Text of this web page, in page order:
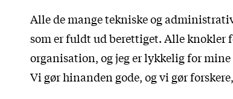
Alle de mange tekniske og
som er fuldt ud berettiget. Alle knokler
organisation, og jeg er lykkelig for mine
Vi gør hinanden gode, og vi gør